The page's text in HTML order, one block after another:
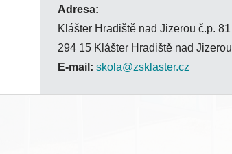
Adresa:
Klášter Hradiště nad Jizerou č.p. 81
294 15 Klášter Hradiště nad Jizerou
E-mail: skola@zsklaster.cz